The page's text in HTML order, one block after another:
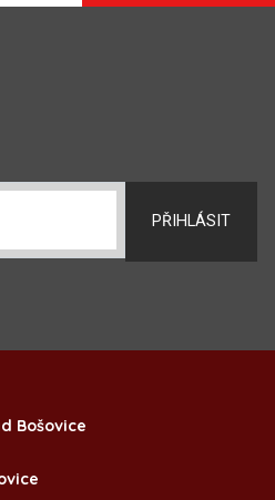
PŘIHLÁSIT
Bošovice